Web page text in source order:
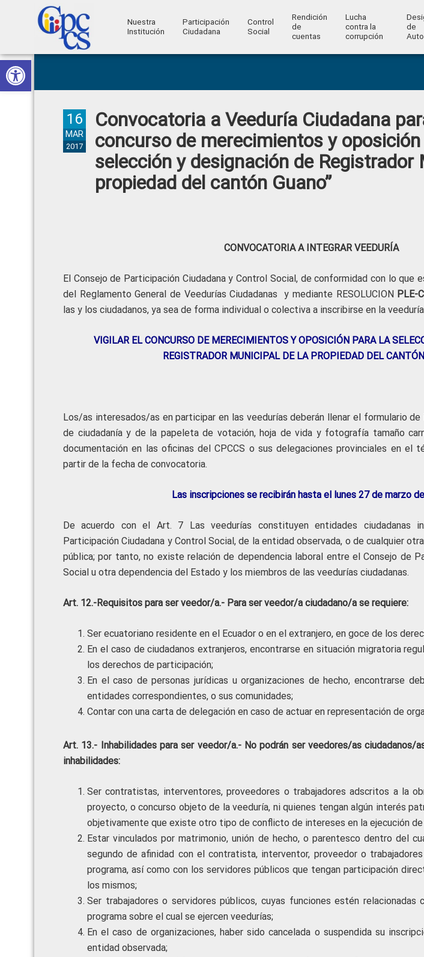
Abrir barra de herramientas
Skip
to
primary
Skip
to
main
Skip
to
primary
Skip
to
footer
Ciudadana
Control
Ciudadano
Nuestra
Institución
Participación
Ciudadana
Control
Social
Rendición
de
cuentas
Lucha
contra la
corrupción
de
Convocatoria a Veeduría Ciudadana
concurso de merecimientos y
selección y designación de Registrador
propiedad del cantón Guano”
16
MAR
2017
CONVOCATORIA A INTEGRAR VEEDURÍA
El Consejo de Participación Ciudadana y Control Social, de conformidad con lo que
del Reglamento General de Veedurías Ciudadanas y mediante RESOLUCION PLE-
las y los ciudadanos, ya sea de forma individual o colectiva a inscribirse en la
VIGILAR EL CONCURSO DE MERECIMIENTOS Y OPOSICIÓN PARA LA
REGISTRADOR MUNICIPAL DE LA PROPIEDAD DEL
Los/as interesados/as en participar en las veedurías deberán llenar el formulario
de ciudadanía y de la papeleta de votación, hoja de vida y fotografía tamaño
documentación en las oficinas del CPCCS o sus delegaciones provinciales en el
partir de la fecha de convocatoria.
Las inscripciones se recibirán hasta el lunes 27 de marzo
De acuerdo con el Art. 7 Las veedurías constituyen entidades ciudadanas
Participación Ciudadana y Control Social, de la entidad observada, o de cualquier
pública; por tanto, no existe relación de dependencia laboral entre el Consejo de
Social u otra dependencia del Estado y los miembros de las veedurías ciudadanas.
Art. 12.-Requisitos para ser veedor/a.- Para ser veedor/a ciudadano/a se requiere:
Ser ecuatoriano residente en el Ecuador o en el extranjero, en goce de los
En el caso de ciudadanos extranjeros, encontrarse en situación migratoria
los derechos de participación;
En el caso de personas jurídicas u organizaciones de hecho, encontrarse
entidades correspondientes, o sus comunidades;
Contar con una carta de delegación en caso de actuar en representación de
Art. 13.- Inhabilidades para ser veedor/a.- No podrán ser veedores/as ciudadanos/
inhabilidades:
Ser contratistas, interventores, proveedores o trabajadores adscritos a la
proyecto, o concurso objeto de la veeduría, ni quienes tengan algún interés
objetivamente que existe otro tipo de conflicto de intereses en la ejecución de
Estar vinculados por matrimonio, unión de hecho, o parentesco dentro del
segundo de afinidad con el contratista, interventor, proveedor o
programa, así como con los servidores públicos que tengan participación
los mismos;
Ser trabajadores o servidores públicos, cuyas funciones estén relacionadas
programa sobre el cual se ejercen veedurías;
En el caso de organizaciones, haber sido cancelada o suspendida su
entidad observada;